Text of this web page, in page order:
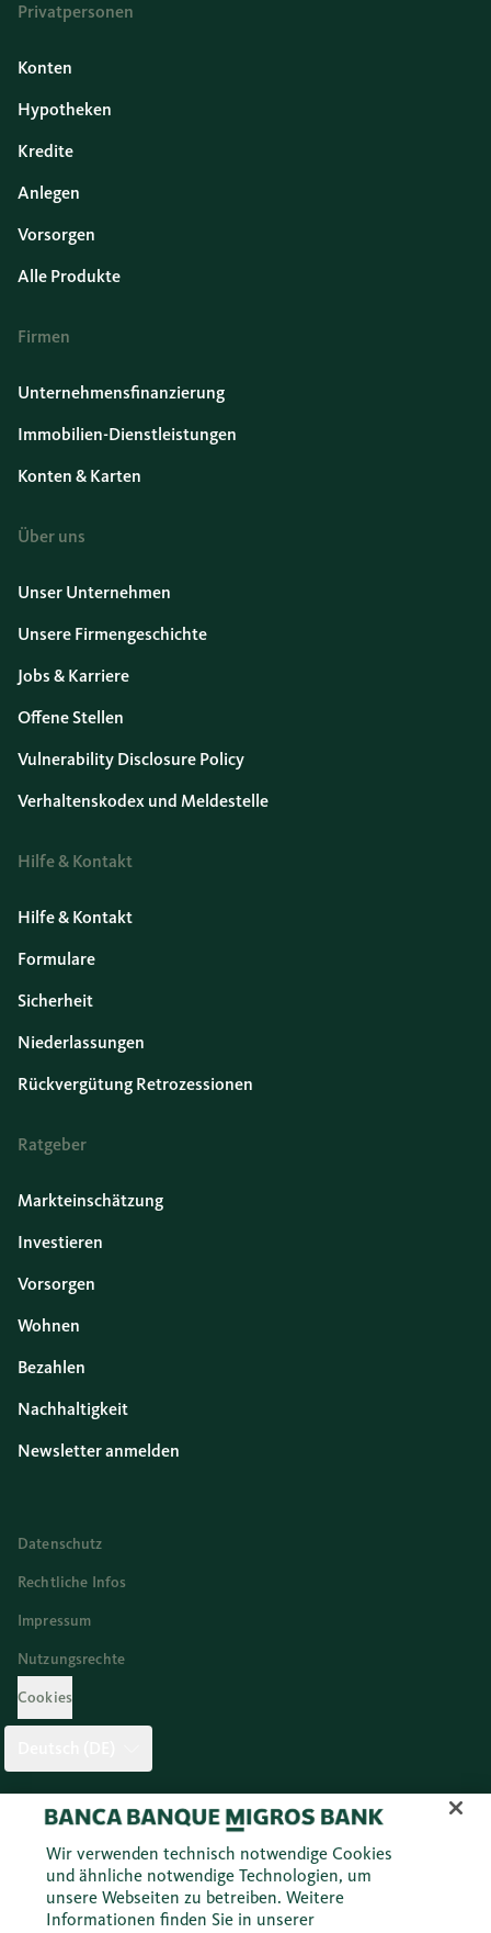
Privatpersonen
Konten
Hypotheken
Kredite
Anlegen
Vorsorgen
Alle Produkte
Firmen
Unternehmensfinanzierung
Immobilien-Dienstleistungen
Konten & Karten
Über uns
Unser Unternehmen
Unsere Firmengeschichte
Jobs & Karriere
Offene Stellen
Vulnerability Disclosure Policy
Verhaltenskodex und Meldestelle
Hilfe & Kontakt
Hilfe & Kontakt
Formulare
Sicherheit
Niederlassungen
Rückvergütung Retrozessionen
Ratgeber
Markteinschätzung
Investieren
Vorsorgen
Wohnen
Bezahlen
Nachhaltigkeit
Newsletter anmelden
Datenschutz
Rechtliche Infos
Impressum
Nutzungsrechte
Cookies
Twitter Facebook Blog Instagram Youtube
© 2026 Migros Bank AG
Wir verwenden technisch notwendige Cookies
und ähnliche notwendige Technologien, um
unsere Webseiten zu betreiben. Weitere
Informationen finden Sie in unserer